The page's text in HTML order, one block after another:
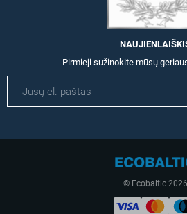
Pirmieji sužinokite mūsų
© Ecobaltic 2026